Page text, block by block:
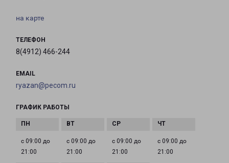
на карте
ТЕЛЕФОН
8(4912) 466-244
EMAIL
ryazan@pecom.ru
ГРАФИК РАБОТЫ
с 09:00 до
21:00
с 09:00 до
21:00
с 09:00 до
21:00
с 09:00 до
21:00